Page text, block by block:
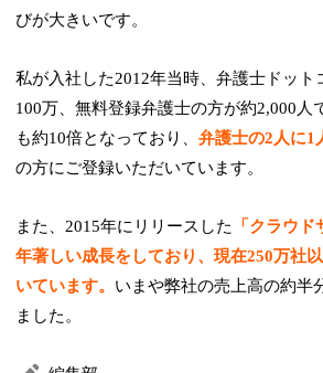
びが大きいです。
私が入社した2012年当時、弁護士ドット
100万、無料登録弁護士の方が約2,000人
も約10倍となっており、弁護士の2人に1
の方にご登録いただいています。
また、2015年にリリースした
「クラウ
年著しい成長をしており、現在250万社
いています。 いまや弊社の売上高の約半
ました。